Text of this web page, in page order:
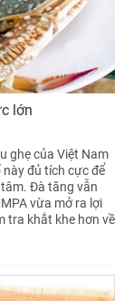
lớn
ghẹ của Việt Nam
này đủ tích cực để
Đà tăng vẫn
vừa mở ra lợi
tra khắt khe hơn về